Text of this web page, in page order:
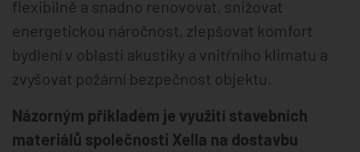
flexibilně a snadno renovovat, snižovat
energetickou náročnost, zlepšovat komfort
bydlení v oblasti akustiky a vnitřního klimatu a
zvyšovat požární bezpečnost objektu.
Názorným příkladem je využití stavebních
materiálů společnosti Xella na dostavbu